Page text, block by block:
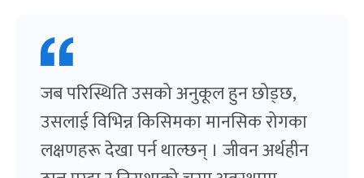
जब परिस्थिति उसको अनुकूल हुन छोड्छ,
उसलाई विभिन्न किसिमका मानसिक रोगका
लक्षणहरू देखा पर्न थाल्छन् । जीवन अर्थहीन